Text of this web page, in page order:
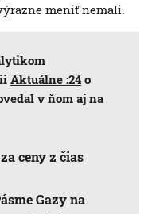
meniť nemali.
Aktuálne :24 o
v ňom aj na
ceny z čias
Gazy na